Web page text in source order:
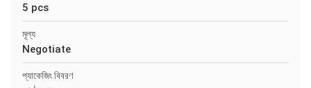
5 pcs
মূল্য
Negotiate
প্যাকেজিং বিবরণ